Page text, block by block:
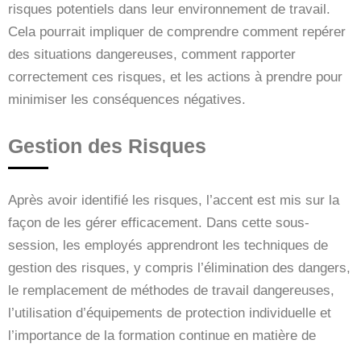
risques potentiels dans leur environnement de travail.
Cela pourrait impliquer de comprendre comment repérer
des situations dangereuses, comment rapporter
correctement ces risques, et les actions à prendre pour
minimiser les conséquences négatives.
Gestion des Risques
Après avoir identifié les risques, l’accent est mis sur la
façon de les gérer efficacement. Dans cette sous-
session, les employés apprendront les techniques de
gestion des risques, y compris l’élimination des dangers,
le remplacement de méthodes de travail dangereuses,
l’utilisation d’équipements de protection individuelle et
l’importance de la formation continue en matière de